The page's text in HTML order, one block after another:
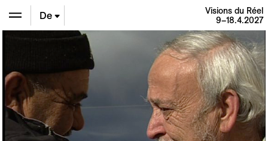
De
Fr
Visions du Réel
9–18.4.2027